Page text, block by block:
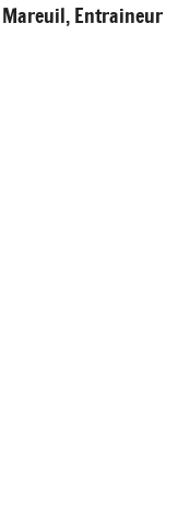
Mareuil, Entraineur